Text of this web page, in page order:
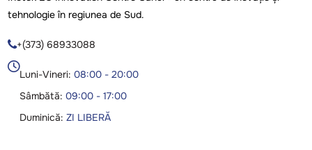
tehnologie în regiunea de Sud.
+(373) 68933088

Luni-Vineri:08:00 - 20:00
Sâmbătă:09:00 - 17:00
Duminică:ZI LIBERĂ